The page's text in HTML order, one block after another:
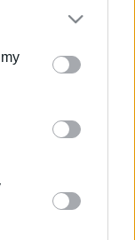
that may
one or more
information
consent to
data for